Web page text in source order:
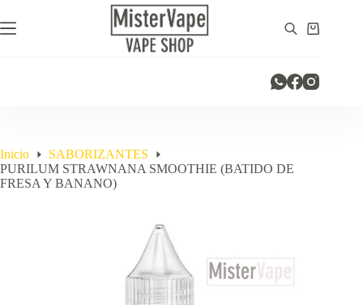
al
contenido
Carro
Inicio
SABORIZANTES
PURILUM STRAWNANA SMOOTHIE (BATIDO DE
FRESA Y BANANO)